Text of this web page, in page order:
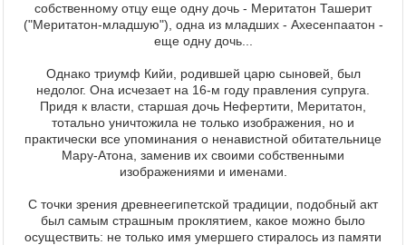
собственному отцу еще одну дочь - Меритатон Ташерит
("Меритатон-младшую"), одна из младших - Ахесенпаатон -
еще одну дочь...
Однако триумф Кийи, родившей царю сыновей, был
недолог. Она исчезает на 16-м году правления супруга.
Придя к власти, старшая дочь Нефертити, Меритатон,
тотально уничтожила не только изображения, но и
практически все упоминания о ненавистной обитательнице
Мару-Атона, заменив их своими собственными
изображениями и именами.
С точки зрения древнеегипетской традиции, подобный акт
был самым страшным проклятием, какое можно было
осуществить: не только имя умершего стиралось из памяти